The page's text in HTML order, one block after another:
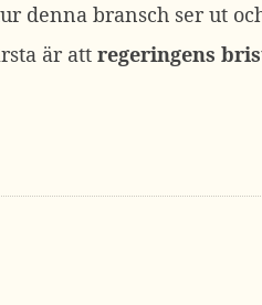
denna bransch ser ut
är att regeringens